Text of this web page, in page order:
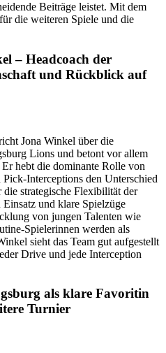
Beiträge leistet. Mit dem
die weiteren Spiele und die
– Headcoach der
und Rückblick auf
Jona Winkel über die
Lions und betont vor allem
hebt die dominante Rolle von
Interceptions den Unterschied
strategische Flexibilität der
und klare Spielzüge
von jungen Talenten wie
Spielerinnen werden als
sieht das Team gut aufgestellt
Drive und jede Interception
als klare Favoritin
Turnier